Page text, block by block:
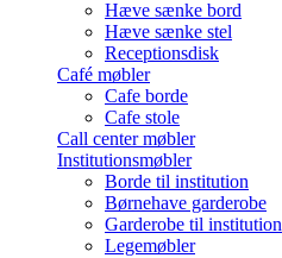
Hæve sænke bord
Hæve sænke stel
Receptionsdisk
Café møbler
Cafe borde
Cafe stole
Call center møbler
Institutionsmøbler
Borde til institution
Børnehave garderobe
Garderobe til institution
Legemøbler